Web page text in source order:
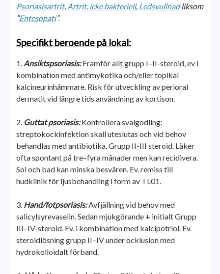
Psoriasisartrit, Artrit, icke bakteriell, Ledsvullnadliksom
”Entesopati”.
Specifikt beroende på lokal:
Ansiktspsoriasis:Framför allt grupp I–II-steroid, ev i
kombination med antimykotika och/eller topikal
kalcineurinhämmare. Risk för utveckling av perioral
dermatit vid längre tids användning av kortison.
Guttat psoriasis:Kontrollera svalgodling;
streptokockinfektion skall uteslutas och vid behov
behandlas med antibiotika. Grupp II-III steroid. Läker
ofta spontant på tre–fyra månader men kan recidivera.
Sol och bad kan minska besvären. Ev. remiss till
hudklinik för ljusbehandling i form av TL01.
Hand/fotpsoriasis:Avfjällning vid behov med
salicylsyrevaselin. Sedan mjukgörande + initialt Grupp
III–IV-steroid. Ev. i kombination med kalcipotriol. Ev.
steroidlösning grupp II–IV under ocklusion med
hydrokolloidalt förband.